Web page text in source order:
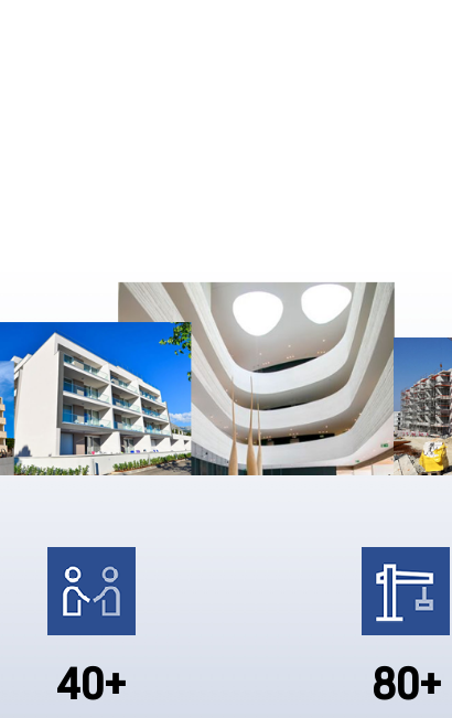
40+ 80+